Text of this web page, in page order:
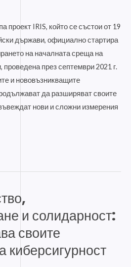
проект IRIS, който се състои от 19
държави, официално стартира
на началната среща на
през септември 2021 г.
и нововъзникващите
да разширяват своите
нови и сложни измерения
и солидарност:
своите
киберсигурност